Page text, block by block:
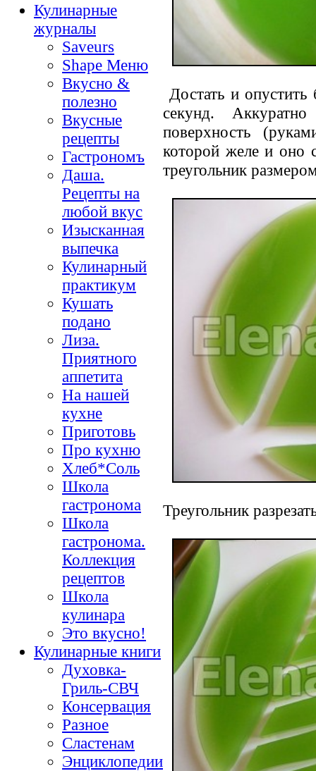
Кулинарные
журналы
Saveurs
Shape Меню
Вкусно &
полезно
Вкусные
рецепты
Гастрономъ
Даша.
Рецепты на
любой вкус
Изысканная
выпечка
Кулинарный
практикум
Кушать
подано
Лиза.
Приятного
аппетита
На нашей
кухне
Приготовь
Про кухню
Хлеб*Соль
Школа
гастронома
Школа
гастронома.
Коллекция
рецептов
Школа
кулинара
Это вкусно!
Кулинарные книги
Духовка-
Гриль-СВЧ
Консервация
Разное
Сластенам
Энциклопедии
Достать и
секунд.
поверхность
которой желе и оно
треугольник
Треугольник